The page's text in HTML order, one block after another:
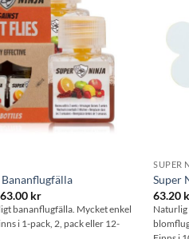
önskelistan
krPrisintervall:
63.20 kr
till
663.00 kr
bananflugfälla. Mycket enkel
i 1-pack, 2, pack eller 12-
SUPER
Super
63.20
Naturlig